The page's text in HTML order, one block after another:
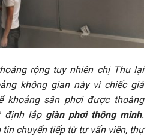
rộng tuy nhiên chị Thu lại
không gian này vì chiếc giá
khoảng sân phơi được thoáng
định lắp giàn phơi thông minh.
chuyển tiếp từ tư vấn viên, thự